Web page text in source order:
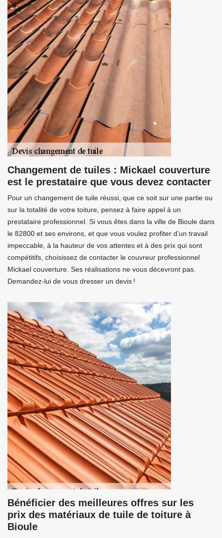
Changement de tuiles : Mickael couverture
est le prestataire que vous devez contacter
Pour un changement de tuile réussi, que ce soit sur une partie ou
sur la totalité de votre toiture, pensez à faire appel à un
prestataire professionnel. Si vous êtes dans la ville de Bioule dans
le 82800 et ses environs, et que vous voulez profiter d’un travail
impeccable, à la hauteur de vos attentes et à des prix qui sont
compétitifs, choisissez de contacter le couvreur professionnel
Mickael couverture. Ses réalisations ne vous décevront pas.
Demandez-lui de vous dresser un devis !
Bénéficier des meilleures offres sur les
prix des matériaux de tuile de toiture à
Bioule